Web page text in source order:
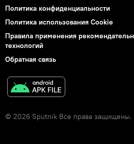
Политика конфиденциальности
Политика использования Cookie
Правила применения
технологий
Обратная связь
© 2026 Sputnik Все права защищены.